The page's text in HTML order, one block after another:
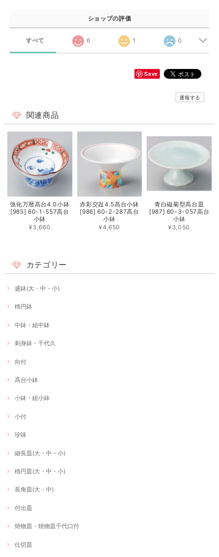
ショップの評価
すべて 6 1 0
Save
通報する
関連商品
強化万暦高台4.0小鉢
[985] 60-1-557高台
小鉢
¥3,660
赤彩交趾4.5高台小鉢
[986] 60-2-287高台
小鉢
¥4,650
青白磁菊型高台皿
[987] 60-3-057高台
小鉢
¥3,050
カテゴリー
盛鉢(大・中・小)
楕円鉢
中鉢・組中鉢
刺身鉢・千代久
向付
高台小鉢
小鉢・組小鉢
小付
珍味
細長皿(大・中・小)
楕円皿(大・中・小)
長角皿(大・中)
付出皿
焼物皿・焼物皿千代口付
仕切皿